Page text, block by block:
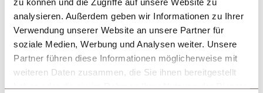
analysieren. Außerdem geben wir Informationen zu Ihrer
Verwendung unserer Website an unsere Partner für
soziale Medien, Werbung und Analysen weiter. Unsere
Partner führen diese Informationen möglicherweise mit
weiteren Daten zusammen, die Sie ihnen bereitgestellt
haben oder die sie im Rahmen Ihrer Nutzung der Dienste
edle heimische Tropfen und solche aus
anderen Weinländern vorgestellt werden und
interessante Sommelier-Tipps vorkommen!
zur Weinkarte